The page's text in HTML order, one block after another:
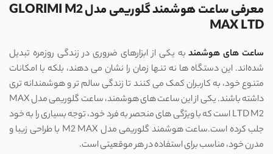
معرفی ساعت هوشمند گلوریمی مدل GLORIMI M2
MAX LTD
ساعت ‌های هوشمندبه یکی از ابزارهای ضروری در زندگی روزمره تبدیل
شده‌اند. این دستگاه ‌ها نه تنها زمان را نشان می‌ دهند، بلکه با امکانات
متنوع خود، به کاربران کمک می ‌کنند تا زندگی سالم ‌تر و هوشمندانه ‌تری
داشته باشند. یکی از این ساعت ‌های هوشمند، ساعت گلوریمی مدل MAX
LTD M2 است که با ویژگی‌ های منحصر به فرد خود، توجه بسیاری را به خود
جلب کرده است.ساعت هوشمند گلوریمی مدل M2 MAX با طراحی زیبا و
مدرن خود، مناسب برای استفاده در هر موقعیتی است.